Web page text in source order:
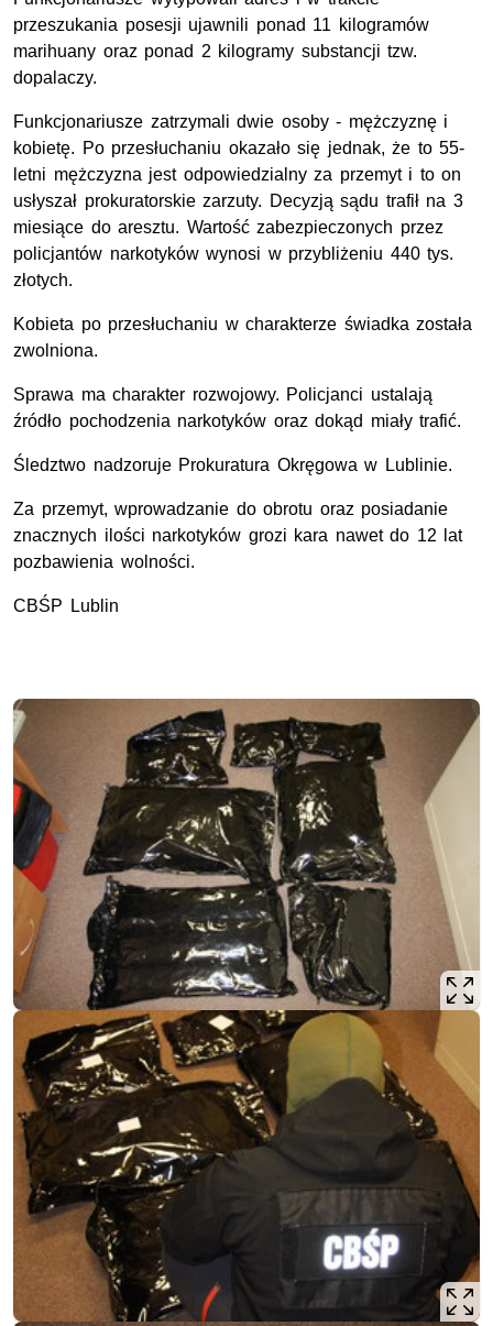
przeszukania posesji ujawnili ponad 11 kilogramów
marihuany oraz ponad 2 kilogramy substancji tzw.
dopalaczy.
Funkcjonariusze zatrzymali dwie osoby - mężczyznę i
kobietę. Po przesłuchaniu okazało się jednak, że to 55-
letni mężczyzna jest odpowiedzialny za przemyt i to on
usłyszał prokuratorskie zarzuty. Decyzją sądu trafił na 3
miesiące do aresztu. Wartość zabezpieczonych przez
policjantów narkotyków wynosi w przybliżeniu 440 tys.
złotych.
Kobieta po przesłuchaniu w charakterze świadka została
zwolniona.
Sprawa ma charakter rozwojowy. Policjanci ustalają
źródło pochodzenia narkotyków oraz dokąd miały trafić.
Śledztwo nadzoruje Prokuratura Okręgowa w Lublinie.
Za przemyt, wprowadzanie do obrotu oraz posiadanie
znacznych ilości narkotyków grozi kara nawet do 12 lat
pozbawienia wolności.
CBŚP Lublin